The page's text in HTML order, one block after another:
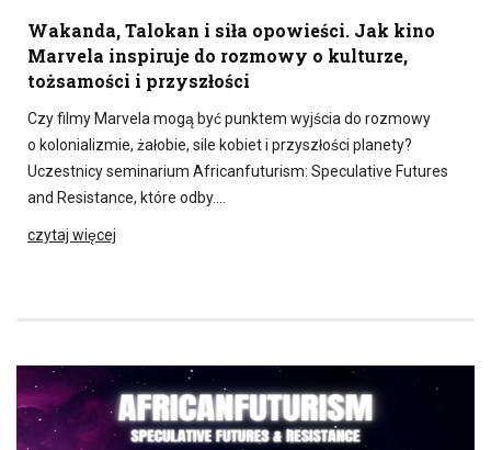
Wakanda, Talokan i siła opowieści. Jak kino
Marvela inspiruje do rozmowy o kulturze,
tożsamości i przyszłości
Czy filmy Marvela mogą być punktem wyjścia do rozmowy
o kolonializmie, żałobie, sile kobiet i przyszłości planety?
Uczestnicy seminarium Africanfuturism: Speculative Futures
and Resistance, które odby….
czytaj więcej